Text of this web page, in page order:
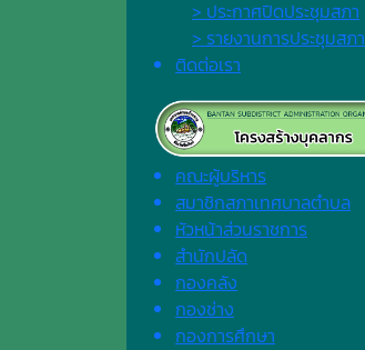
> ประกาศปิดประชุมสภา
> รายงานการประชุมสภา
ติดต่อเรา
คณะผู้บริหาร
สมาชิกสภาเทศบาลตำบล
หัวหน้าส่วนราชการ
สำนักปลัด
กองคลัง
กองช่าง
กองการศึกษา